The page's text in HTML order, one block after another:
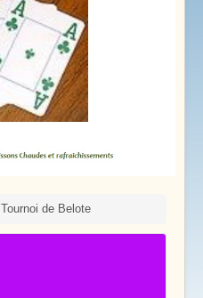
Tournoi de Belote